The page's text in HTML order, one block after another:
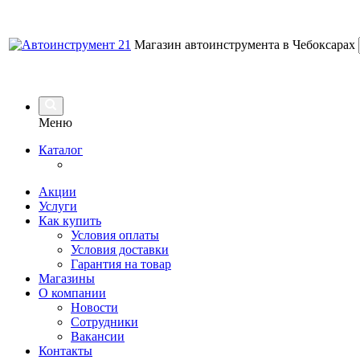
Магазин автоинструмента в Чебоксарах
Меню
Каталог
Акции
Услуги
Как купить
Условия оплаты
Условия доставки
Гарантия на товар
Магазины
О компании
Новости
Сотрудники
Вакансии
Контакты